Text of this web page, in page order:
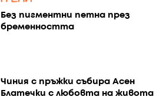
Без пигментни петна през
бременността
Чиния с пръжки събира Асен
Блатечки с любовта на живота